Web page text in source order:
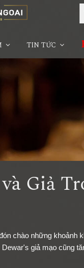
TIN TỨC
Giả
chào những khoảnh
giả mạo cũng